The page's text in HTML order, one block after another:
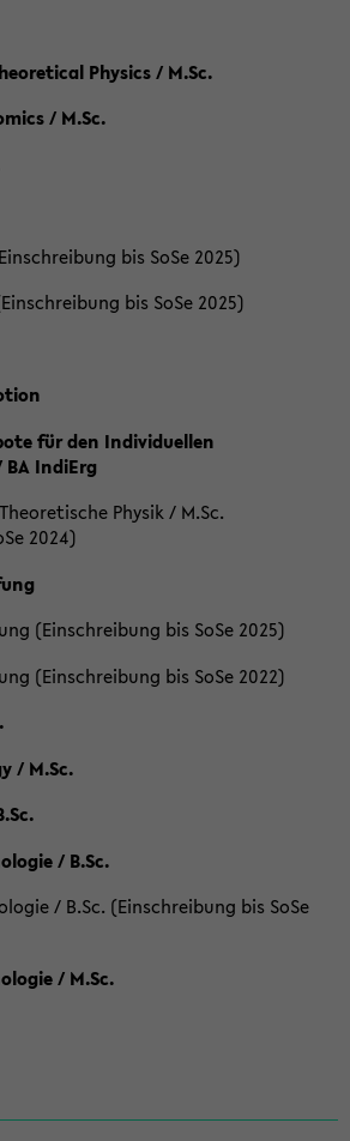
Physics / M.Sc.
/ M.Sc.
bis SoSe 2025)
bis SoSe 2025)
für den Individuellen
IndiErg
Physik / M.Sc.
2024)
(Einschreibung bis SoSe 2025)
(Einschreibung bis SoSe 2022)
/ M.Sc.
/ B.Sc.
/ B.Sc. (Einschreibung bis SoSe
/ M.Sc.